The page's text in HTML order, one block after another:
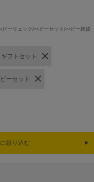
ビーリュック/べビーセット/べビー雑貨
ギフトセット
ーセット
絞り込む